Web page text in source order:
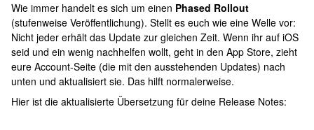
Wie immer handelt es sich um einen Phased Rollout
(stufenweise Veröffentlichung). Stellt es euch wie eine Welle vor:
Nicht jeder erhält das Update zur gleichen Zeit. Wenn ihr auf iOS
seid und ein wenig nachhelfen wollt, geht in den App Store, zieht
eure Account-Seite (die mit den ausstehenden Updates) nach
unten und aktualisiert sie. Das hilft normalerweise.
Hier ist die aktualisierte Übersetzung für deine Release Notes: